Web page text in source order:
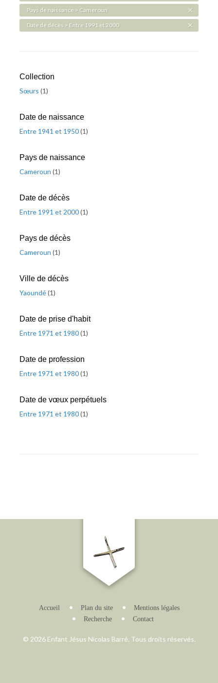
Pays de naissance > Cameroun
Date de décès > Entre 1991 et 2000
Collection
Sœurs (1)
Date de naissance
Entre 1941 et 1950(1)
Pays de naissance
Cameroun (1)
Date de décès
Entre 1991 et 2000(1)
Pays de décès
Cameroun (1)
Ville de décès
Yaoundé(1)
Date de prise d'habit
Entre 1971 et 1980(1)
Date de profession
Entre 1971 et 1980(1)
Date de vœux perpétuels
Entre 1971 et 1980(1)
Accueil Plan du site
Mentions légales
Recherche
Contact
© 2026 Enfant Jésus Nicolas Barré. Tous droits réservés.